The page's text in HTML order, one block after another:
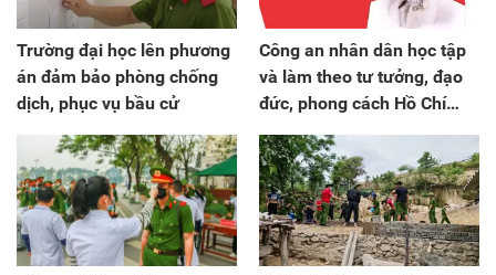
Trường đại học lên phương
án đảm bảo phòng chống
dịch, phục vụ bầu cử
Công an nhân dân học tập
và làm theo tư tưởng, đạo
đức, phong cách Hồ Chí
Minh